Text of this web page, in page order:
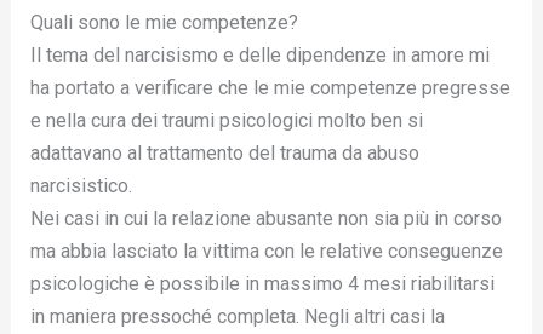
Quali sono le mie competenze?
Il tema del narcisismo e delle dipendenze in amore mi
ha portato a verificare che le mie competenze pregresse
e nella cura dei traumi psicologici molto ben si
adattavano al trattamento del trauma da abuso
narcisistico.
Nei casi in cui la relazione abusante non sia più in corso
ma abbia lasciato la vittima con le relative conseguenze
psicologiche è possibile in massimo 4 mesi riabilitarsi
in maniera pressoché completa. Negli altri casi la